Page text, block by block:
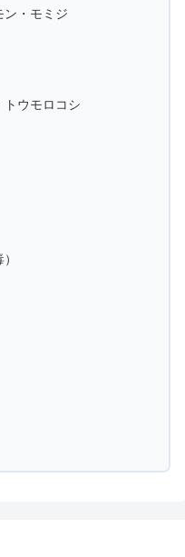
ン・モミジ
トウモロコシ